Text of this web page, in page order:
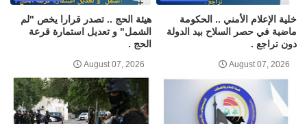
خلية الإعلام الأمني .. الحكومة
ماضية في حصر السلاح بيد الدولة
دون تراجع .
August 07, 2026
هيئة الحج .. تصدر قرارا يخص "لم
الشمل" و تعديل استمارة قرعة
الحج .
August 07, 2026